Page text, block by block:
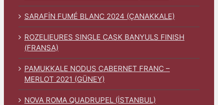
SARAFİN FUMÉ BLANC 2024 (ÇANAKKALE)
ROZELIEURES SINGLE CASK BANYULS FINISH
(FRANSA)
PAMUKKALE NODUS CABERNET FRANC –
MERLOT 2021 (GÜNEY)
NOVA ROMA QUADRUPEL (İSTANBUL)